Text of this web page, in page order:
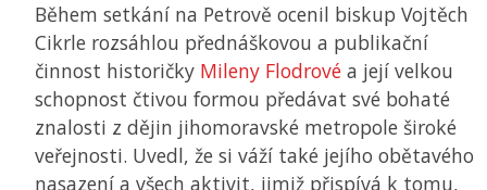
Během setkání na Petrově ocenil biskup Vojtěch
Cikrle rozsáhlou přednáškovou a publikační
činnost historičky Mileny Flodrové a její velkou
schopnost čtivou formou předávat své bohaté
znalosti z dějin jihomoravské metropole široké
veřejnosti. Uvedl, že si váží také jejího obětavého
nasazení a všech aktivit, jimiž přispívá k tomu,